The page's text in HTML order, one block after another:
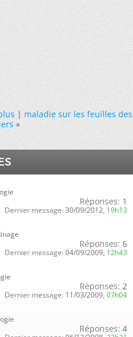
|maladie sur les feuilles des
»
Réponses: 1
Dernier message: 30/09/2012, 19h13
Réponses: 6
Dernier message: 04/09/2009, 12h43
Réponses: 2
Dernier message: 11/03/2009, 07h04
Réponses: 4